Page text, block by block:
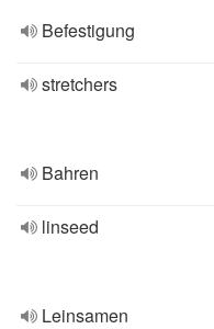
Befestigung
stretchers
Bahren
linseed
Leinsamen